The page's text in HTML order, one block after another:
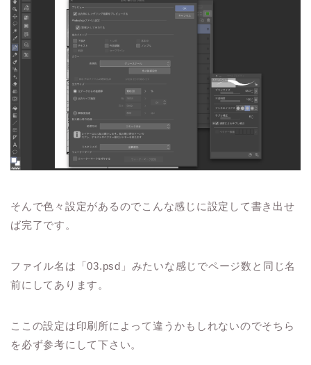
そんで色々設定があるのでこんな感じに設定して書き出せ
ば完了です。
ファイル名は「03.psd」みたいな感じでページ数と同じ名
前にしてあります。
ここの設定は印刷所によって違うかもしれないのでそちら
を必ず参考にして下さい。